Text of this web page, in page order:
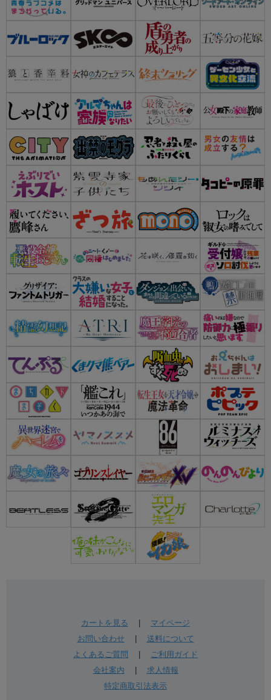
カートを見る
マイページ
お問い合わせ| 送料について
よくあるご質問
ご利用ガイド
会社案内
求人情報
特定商取引法表示